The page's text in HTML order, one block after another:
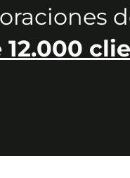
12.000